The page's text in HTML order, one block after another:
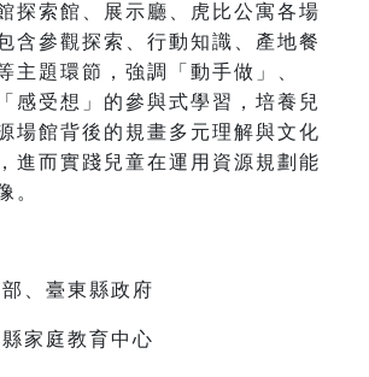
探索館、展示廳、虎比公寓各場
含參觀探索、行動知識、產地餐
主題環節，強調「動手做」、
感受想」的參與式學習，培養兒
場館背後的規畫多元理解與文化
進而實踐兒童在運用資源規劃能
。
、臺東縣政府
家庭教育中心